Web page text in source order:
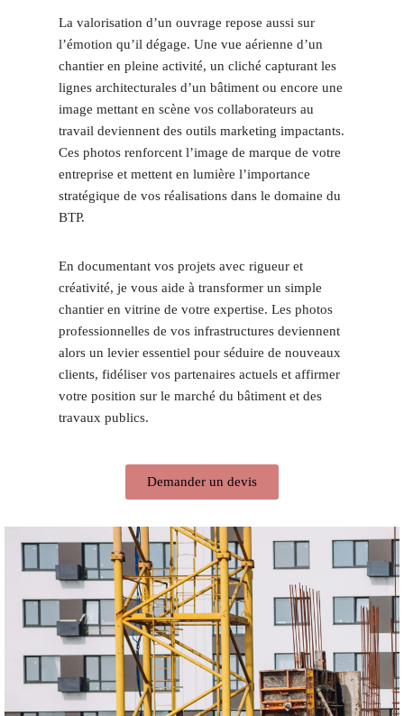
La valorisation d’un ouvrage repose aussi sur
l’émotion qu’il dégage. Une vue aérienne d’un
chantier en pleine activité, un cliché capturant les
lignes architecturales d’un bâtiment ou encore une
image mettant en scène vos collaborateurs au
travail deviennent des outils marketing impactants.
Ces photos renforcent l’image de marque de votre
entreprise et mettent en lumière l’importance
stratégique de vos réalisations dans le domaine du
BTP.
En documentant vos projets avec rigueur et
créativité, je vous aide à transformer un simple
chantier en vitrine de votre expertise. Les photos
professionnelles de vos infrastructures deviennent
alors un levier essentiel pour séduire de nouveaux
clients, fidéliser vos partenaires actuels et affirmer
votre position sur le marché du bâtiment et des
travaux publics.
Demander un devis